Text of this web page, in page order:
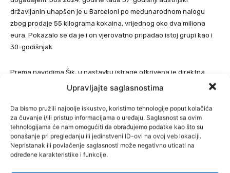
Upravljajte saglasnostima
Da bismo pružili najbolje iskustvo, koristimo tehnologije poput kolačića
za čuvanje i/ili pristup informacijama o uređaju. Saglasnost sa ovim
tehnologijama će nam omogućiti da obrađujemo podatke kao što su
ponašanje pri pregledanju ili jedinstveni ID-ovi na ovoj veb lokaciji.
Nepristanak ili povlačenje saglasnosti može negativno uticati na
određene karakteristike i funkcije.
državljanin uhapšen je u Barceloni po međunarodnom nalogu
zbog prodaje 55 kilograma kokaina, vrijednog oko dva miliona
eura. Pokazalo se da je i on vjerovatno pripadao istoj grupi kao i
30-godišnjak.
Prema navodima Šik, u nastavku istrage otkrivena je direktna
veza između 30-godišnjeg osumnjičenog i 37-godišnjaka.
Državljanin BiH je navodno još prije hapšenja 2024. godine primio
gotovinu iz narko-poslova. Intenzivna istraga protiv drugih
mogućih saučesnika i dalje se nastavlja.